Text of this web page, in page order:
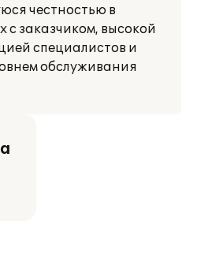
честностью в
с заказчиком, высокой
специалистов и
обслуживания